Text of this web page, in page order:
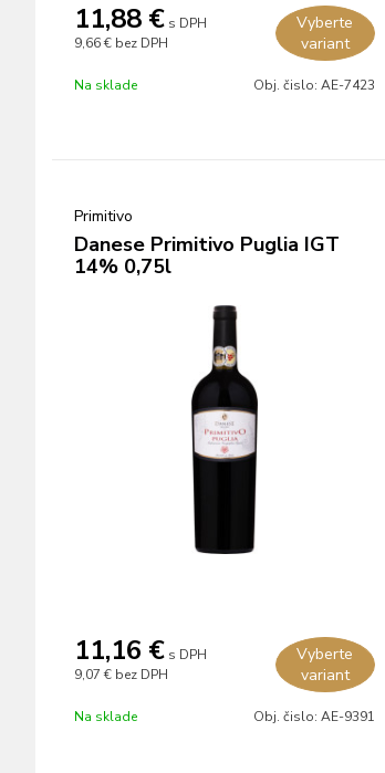
11,88 € s DPH
9,66 € bez DPH
Vyberte
variant
Na sklade Obj. čislo: AE-7423
Primitivo
Danese Primitivo Puglia IGT
14% 0,75l
11,16 € s DPH
9,07 € bez DPH
Vyberte
variant
Na sklade Obj. čislo: AE-9391